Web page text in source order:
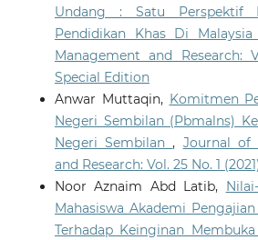
Undang : Satu Perspektif
Pendidikan Khas Di Malaysia
Management and Research:
Special Edition
Anwar Muttaqin, Komitmen
Negeri Sembilan (Pbmalns)
Negeri Sembilan, Journal of
and Research: Vol. 25 No. 1
Noor Aznaim Abd Latib,
Mahasiswa Akademi
Terhadap Keinginan